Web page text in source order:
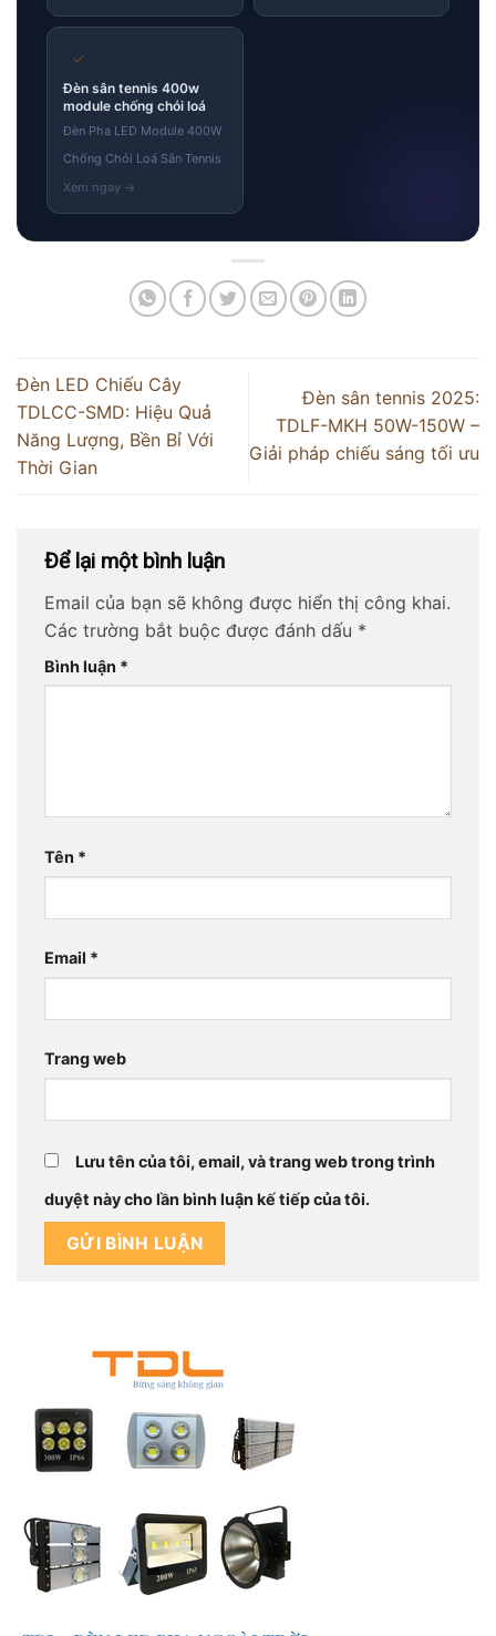
✓
Đèn sân tennis 400w
module chống chói loá
Đèn Pha LED Module 400W
Chống Chói Loá Sân Tennis
Đèn LED Chiếu Cây
TDLCC-SMD: Hiệu Quả
Năng Lượng, Bền Bỉ Với
Thời Gian
Đèn sân tennis 2025:
TDLF-MKH 50W-150W –
Giải pháp chiếu sáng tối ưu
Để lại một bình luận
Email của bạn sẽ không được hiển thị công khai.
Các trường bắt buộc được đánh dấu *
Bình luận *
Tên *
Email *
Trang web
Lưu tên của tôi, email, và trang web trong trình
duyệt này cho lần bình luận kế tiếp của tôi.